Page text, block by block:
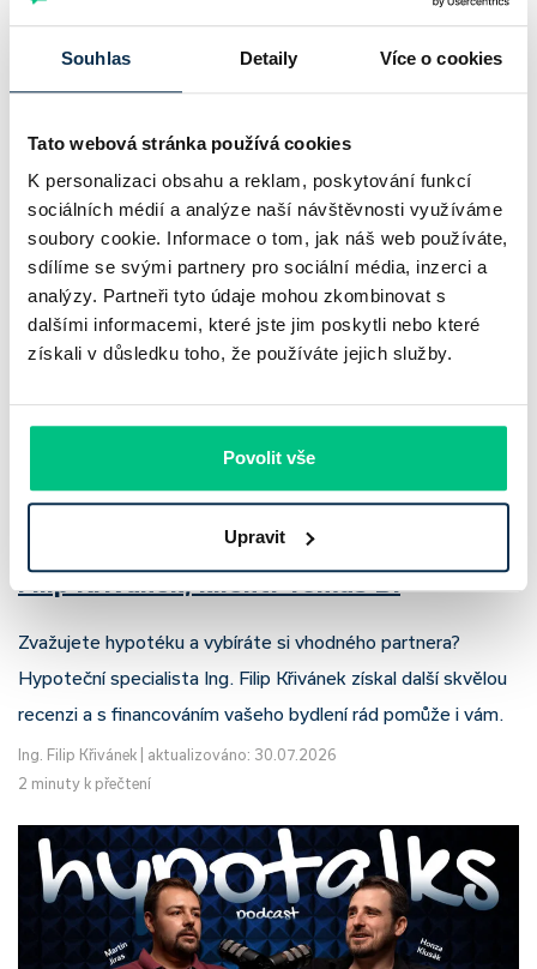
Souhlas Detaily Více o cookies
Tato webová stránka používá cookies
K personalizaci obsahu a reklam, poskytování funkcí
sociálních médií a analýze naší návštěvnosti využíváme
soubory cookie. Informace o tom, jak náš web používáte,
sdílíme se svými partnery pro sociální média, inzerci a
analýzy. Partneři tyto údaje mohou zkombinovat s
dalšími informacemi, které jste jim poskytli nebo které
získali v důsledku toho, že používáte jejich služby.
Povolit vše
Upravit
Komerční banka nabízí docela plastický obrázek dnešního
bankovního trhu. Na jedné straně jí podle zadaného rámce
Pavel Pohanka |aktualizováno: 31.07.2026
Recenze - hypoteční specialista: Ing.
Filip Křivánek, klient: Tomáš B.
Zvažujete hypotéku a vybíráte si vhodného partnera?
Hypoteční specialista Ing. Filip Křivánek získal další skvělou
recenzi a s financováním vašeho bydlení rád pomůže i vám.
Ing. Filip Křivánek
aktualizováno: 30.07.2026
2 minuty k přečtení